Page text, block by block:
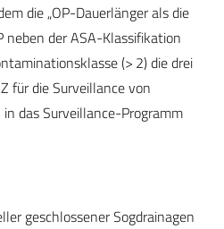
die „OP-Dauerlänger als die
neben der ASA-Klassifikation
(> 2) die drei
für die Surveillance von
das Surveillance-Programm
geschlossener Sogdrainagen